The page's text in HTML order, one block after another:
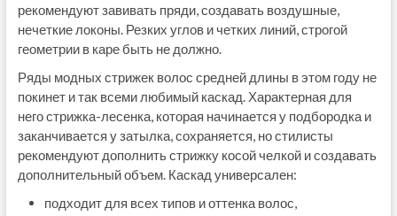
рекомендуют завивать пряди, создавать воздушные,
нечеткие локоны. Резких углов и четких линий, строгой
геометрии в каре быть не должно.
Ряды модных стрижек волос средней длины в этом году не
покинет и так всеми любимый каскад. Характерная для
него стрижка-лесенка, которая начинается у подбородка и
заканчивается у затылка, сохраняется, но стилисты
рекомендуют дополнить стрижку косой челкой и создавать
дополнительный объем. Каскад универсален:
подходит для всех типов и оттенка волос,